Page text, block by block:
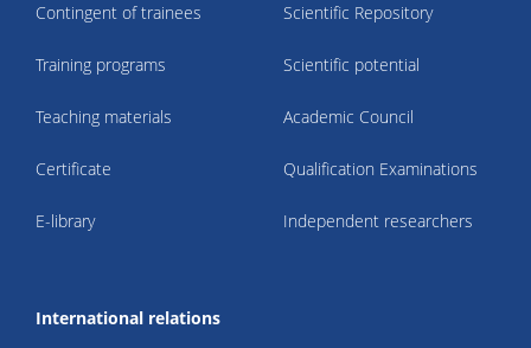
Contingent of trainees
Training programs
Teaching materials
Certificate
E-library
Scientific Repository
Scientific potential
Academic Council
Qualification Examinations
Independent researchers
International relations